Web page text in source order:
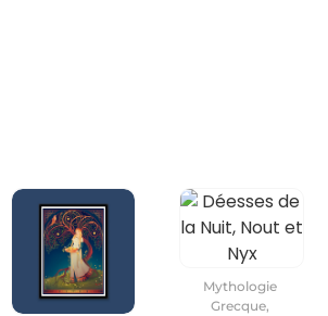
Mythologie
Grecque,